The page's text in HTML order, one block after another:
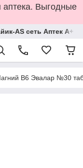
аптека. Выгодные
AS сеть Аптек А+
В6 Эвалар №30